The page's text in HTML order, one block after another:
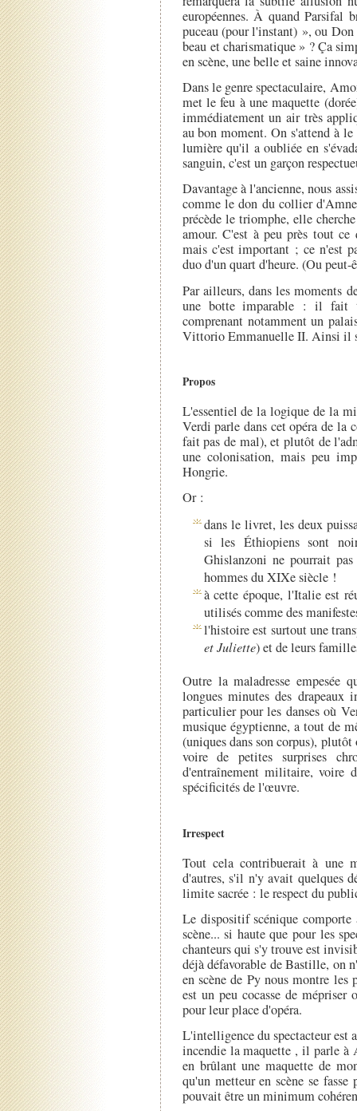
européennes. À quand Parsifal
puceau (pour l'instant) », ou
beau et charismatique » ? Ça
en scène, une belle et saine
Dans le genre spectaculaire,
met le feu à une maquette
immédiatement un air très
au bon moment. On s'attend à
lumière qu'il a oubliée en
sanguin, c'est un garçon
Davantage à l'ancienne, nous
comme le don du collier
précède le triomphe, elle
amour. C'est à peu près tout
mais c'est important ; ce n'est
duo d'un quart d'heure. (Ou peut-
Par ailleurs, dans les moments
une botte imparable : il fait
comprenant notamment un
Vittorio Emmanuelle II. Ainsi il
Propos
L'essentiel de la logique de la
Verdi parle dans cet opéra de la
fait pas de mal), et plutôt de
une colonisation, mais peu
Hongrie.
Or :
dans le livret, les deux
si les Éthiopiens sont
Ghislanzoni ne pourrait
hommes du XIXe siècle !
à cette époque, l'Italie est
utilisés comme des
l'histoire est surtout une
et Juliette) et de leurs
Outre la maladresse empesée
longues minutes des drapeaux
particulier pour les danses où
musique égyptienne, a tout de
(uniques dans son corpus),
voire de petites surprises
d'entraînement militaire, voire
spécificités de l'œuvre.
Irrespect
Tout cela contribuerait à une
d'autres, s'il n'y avait quelques
limite sacrée : le respect du
Le dispositif scénique comporte
scène... si haute que pour les
chanteurs qui s'y trouve est
déjà défavorable de Bastille, on
en scène de Py nous montre
est un peu cocasse de
pour leur place d'opéra.
L'intelligence du spectacteur est
incendie la maquette , il parle à
en brûlant une maquette de
qu'un metteur en scène se
pouvait être un minimum